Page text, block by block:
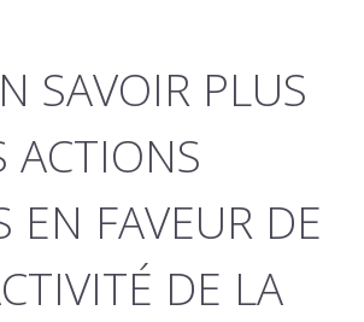
SAVOIR PLUS
ACTIONS
EN FAVEUR DE
DE LA